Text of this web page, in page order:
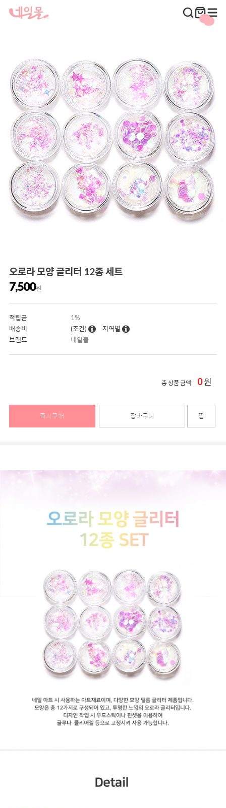
오로라 모양 글리터 12종 세트
7,500원
적립금
1%
배송비
(조건)
지역별
브랜드
네일몰
총 상품 금액 0원
즉시구매 장바구니 찜